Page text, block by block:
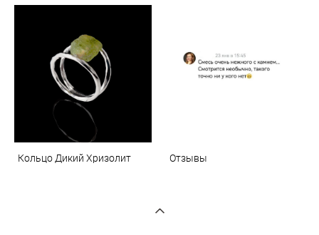
Кольцо Дикий Хризолит Отзывы